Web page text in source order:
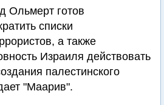
Ольмерт готов
списки
а также
Израиля действовать
палестинского
"Маарив".